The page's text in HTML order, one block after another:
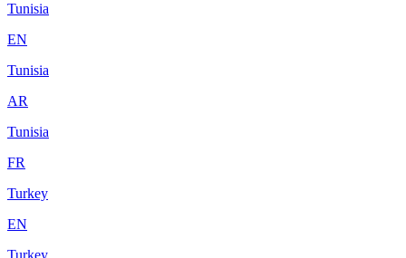
Tunisia
EN
Tunisia
AR
Tunisia
FR
Turkey
EN